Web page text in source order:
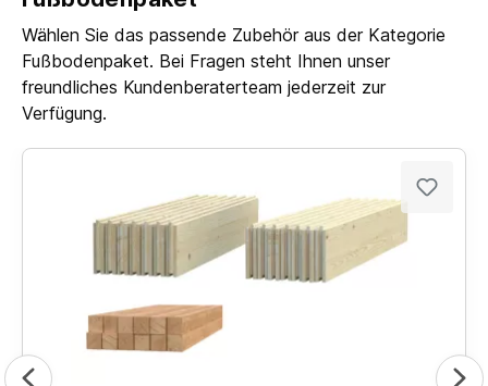
Wählen Sie das passende Zubehör aus der Kategorie
Fußbodenpaket. Bei Fragen steht Ihnen unser
freundliches Kundenberaterteam jederzeit zur
Verfügung.